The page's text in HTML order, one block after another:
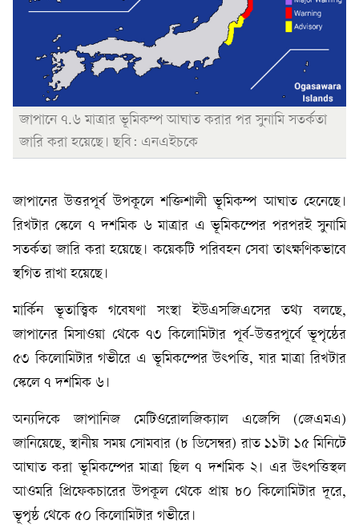
জাপানে ৭.৬ মাত্রার ভূমিকম্প আঘাত করার পর সুনামি সতর্কতা
জারি করা হয়েছে। ছবি: এনএইচকে
জাপানের উত্তরপূর্ব উপকূলে শক্তিশালী ভূমিকম্প আঘাত হেনেছে।
রিখটার স্কেলে ৭ দশমিক ৬ মাত্রার এ ভূমিকম্পের পরপরই সুনামি
সতর্কতা জারি করা হয়েছে। কয়েকটি পরিবহন সেবা তাৎক্ষণিকভাবে
স্থগিত রাখা হয়েছে।
মার্কিন ভূতাত্ত্বিক গবেষণা সংস্থা ইউএসজিএসের তথ্য বলছে,
জাপানের মিসাওয়া থেকে ৭৩ কিলোমিটার পূর্ব-উত্তরপূর্বে ভূপৃষ্ঠের
৫৩ কিলোমিটার গভীরে এ ভূমিকম্পের উৎপত্তি, যার মাত্রা রিখটার
স্কেলে ৭ দশমিক ৬।
অন্যদিকে জাপানিজ মেটিওরোলজিক্যাল এজেন্সি (জেএমএ)
জানিয়েছে, স্থানীয় সময় সোমবার (৮ ডিসেম্বর) রাত ১১টা ১৫ মিনিটে
আঘাত করা ভূমিকম্পের মাত্রা ছিল ৭ দশমিক ২। এর উৎপত্তিস্থল
আওমরি প্রিফেকচারের উপকূল থেকে প্রায় ৮০ কিলোমিটার দূরে,
ভূপৃষ্ঠ থেকে ৫০ কিলোমিটার গভীরে।